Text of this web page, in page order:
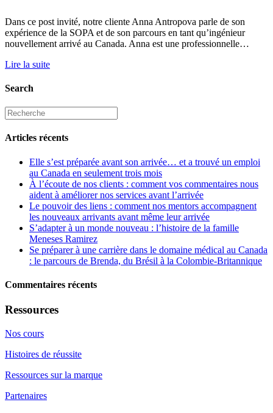
Dans ce post invité, notre cliente Anna Antropova parle de son
expérience de la SOPA et de son parcours en tant qu’ingénieur
nouvellement arrivé au Canada. Anna est une professionnelle…
Lire la suite
Search
Articles récents
Elle s’est préparée avant son arrivée… et a trouvé un emploi
au Canada en seulement trois mois
À l’écoute de nos clients : comment vos commentaires nous
aident à améliorer nos services avant l’arrivée
Le pouvoir des liens : comment nos mentors accompagnent
les nouveaux arrivants avant même leur arrivée
S’adapter à un monde nouveau : l’histoire de la famille
Meneses Ramirez
Se préparer à une carrière dans le domaine médical au Canada
: le parcours de Brenda, du Brésil à la Colombie-Britannique
Commentaires récents
Ressources
Nos cours
Histoires de réussite
Ressources sur la marque
Partenaires